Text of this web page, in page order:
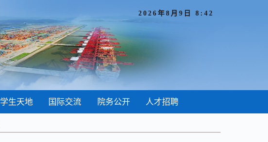
2026年8月9日 8:42
学生天地 国际交流 院务公开 人才招聘